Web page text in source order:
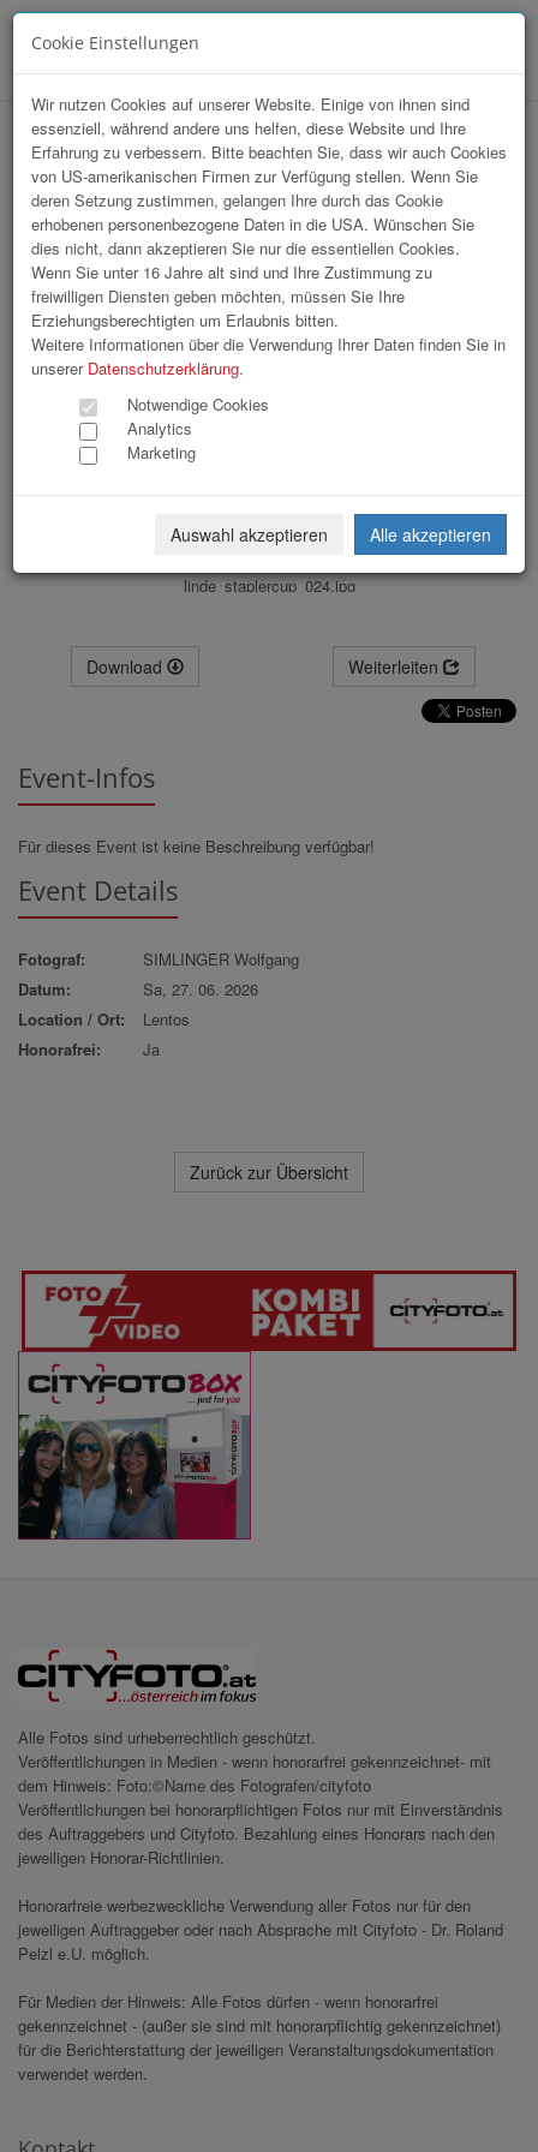
14. Linde Staplercup
linde_staplercup_024.jpg
Download Weiterleiten
Event-Infos
Für dieses Event ist keine Beschreibung verfügbar!
Event Details
Fotograf:
SIMLINGER Wolfgang
Datum:
Sa, 27. 06. 2026
Location / Ort:
Lentos
Honorafrei:
Ja
Zurück zur Übersicht
Alle Fotos sind urheberrechtlich geschützt.
Veröffentlichungen in Medien - wenn honorarfrei gekennzeichnet- mit
dem Hinweis: Foto:©Name des Fotografen/cityfoto
Veröffentlichungen bei honorarpflichtigen Fotos nur mit Einverständnis
des Auftraggebers und Cityfoto. Bezahlung eines Honorars nach den
jeweiligen Honorar-Richtlinien.
Honorarfreie werbezweckliche Verwendung aller Fotos nur für den
jeweiligen Auftraggeber oder nach Absprache mit Cityfoto - Dr. Roland
Pelzl e.U. möglich.
Für Medien der Hinweis: Alle Fotos dürfen - wenn honorarfrei
gekennzeichnet - (außer sie sind mit honorarpflichtig gekennzeichnet)
für die Berichterstattung der jeweiligen Veranstaltungsdokumentation
verwendet werden.
Cookie Einstellungen
Wir nutzen Cookies auf unserer Website. Einige von ihnen sind
essenziell, während andere uns helfen, diese Website und Ihre
Erfahrung zu verbessern. Bitte beachten Sie, dass wir auch Cookies
von US-amerikanischen Firmen zur Verfügung stellen. Wenn Sie
deren Setzung zustimmen, gelangen Ihre durch das Cookie
erhobenen personenbezogene Daten in die USA. Wünschen Sie
dies nicht, dann akzeptieren Sie nur die essentiellen Cookies.
Wenn Sie unter 16 Jahre alt sind und Ihre Zustimmung zu
freiwilligen Diensten geben möchten, müssen Sie Ihre
Erziehungsberechtigten um Erlaubnis bitten.
Weitere Informationen über die Verwendung Ihrer Daten finden Sie in
unserer Datenschutzerklärung.
Notwendige Cookies
Analytics
Marketing
Auswahl akzeptieren Alle akzeptieren